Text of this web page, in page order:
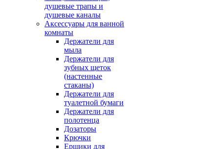
душевые трапы и
душевые каналы
Аксессуары для ванной
комнаты
Держатели для
мыла
Держатели для
зубных щеток
(настенные
стаканы)
Держатели для
туалетной бумаги
Держатели для
полотенца
Дозаторы
Крючки
Ершики для